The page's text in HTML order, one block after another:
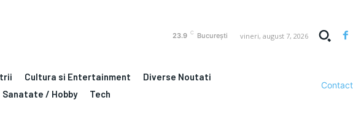
23.9 C București vineri, august 7, 2026
Cultura si Entertainment
Diverse Noutati
Sanatate / Hobby Tech
Contact